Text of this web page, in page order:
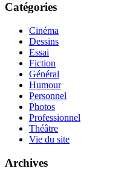
Catégories
Cinéma
Dessins
Essai
Fiction
Général
Humour
Personnel
Photos
Professionnel
Théâtre
Vie du site
Archives